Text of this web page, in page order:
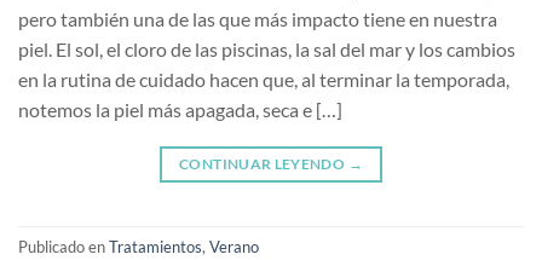
pero también una de las que más impacto tiene en nuestra
piel. El sol, el cloro de las piscinas, la sal del mar y los cambios
en la rutina de cuidado hacen que, al terminar la temporada,
notemos la piel más apagada, seca e […]
CONTINUAR LEYENDO →
Publicado enTratamientos, Verano